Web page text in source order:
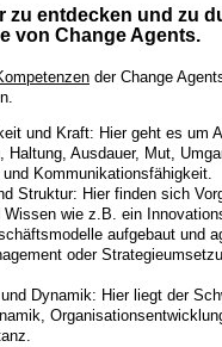
zu entdecken und zu
von Change Agents.
der Change
und Kraft: Hier geht es um
Haltung, Ausdauer, Mut,
und Kommunikationsfähigkeit.
Struktur: Hier finden sich
Wissen wie z.B. ein
aufgebaut und
oder
und Dynamik: Hier liegt der